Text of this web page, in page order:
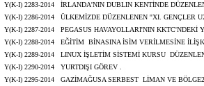
Y(K-I) 2283-2014
İRLANDA'NIN DUBLIN KENTİNDE
Y(K-I) 2286-2014
ÜLKEMİZDE DÜZENLENEN ''XI. GENÇLER
Y(K-I) 2287-2014
PEGASUS HAVAYOLLARI'NIN KKTC'NDEKİ
Y(K-I) 2288-2014
EĞİTİM BİNASINA İSİM VERİLMESİNE
Y(K-I) 2289-2014
LINUX İŞLETİM SİSTEMİ KURSU
Y(K-I) 2290-2014
YURTDIŞI GÖREV .
Y(K-I) 2295-2014
GAZİMAĞUSA SERBEST LİMAN VE